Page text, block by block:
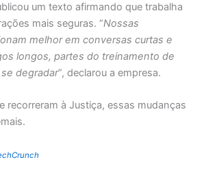
um texto afirmando que trabalha
mais seguras. “Nossas
melhor em conversas curtas e
longos, partes do treinamento de
degradar”, declarou a empresa.
recorreram à Justiça, essas mudanças